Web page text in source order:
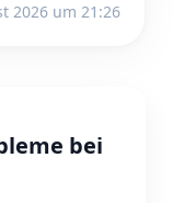
2026 um 21:26
bei